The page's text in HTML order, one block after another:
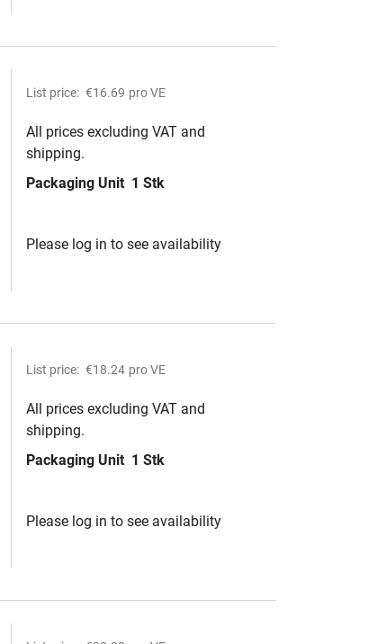
List price: €16.69 pro VE
All prices excluding VAT and
shipping.
Packaging Unit 1 Stk
Please log in to see availability
List price: €18.24 pro VE
All prices excluding VAT and
shipping.
Packaging Unit 1 Stk
Please log in to see availability